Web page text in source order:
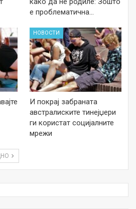
е проблематична…
НОВОСТИ
И покрај забраната
австралиските тинејџери
ги користат социјалните
мрежи